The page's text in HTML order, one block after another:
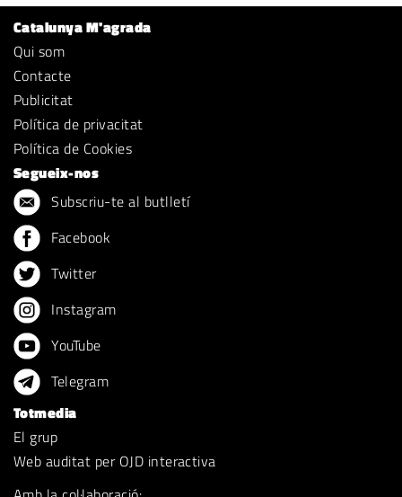
Catalunya M'agrada
Qui som
Contacte
Publicitat
Política de privacitat
Política de Cookies
Segueix-nos
Subscriu-te al butlletí
Facebook
Twitter
Instagram
YouTube
Telegram
Totmedia
El grup
Web auditat per OJD interactiva